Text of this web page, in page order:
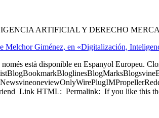
ARTIFICIAL Y DERECHO
Melchor Giménez, en «Digitalización,
només està disponible en Espanyol Europeu.
Link HTML: Permalink: If you like this